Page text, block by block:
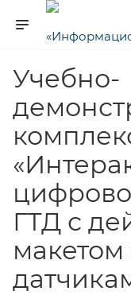
Учебно-
ГТД с
макетом